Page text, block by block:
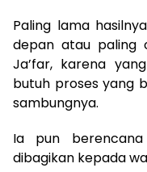
Paling lama
depan atau paling
Ja’far, karena
butuh proses yang
sambungnya.
Ia pun
dibagikan kepada